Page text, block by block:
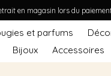
en magasin lors du
et parfums
Bijoux
Accessoires